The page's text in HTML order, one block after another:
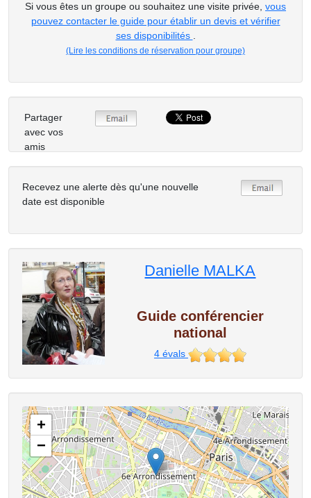
Si vous êtes un groupe ou souhaitez une visite privée, vous
pouvez contacter le guide pour établir un devis et vérifier
ses disponibilités
(Lire les conditions de réservation pour groupe)
Partager
avec vos
amis
Recevez une alerte dès qu'une nouvelle
date est disponible
Danielle MALKA
Guide conférencier
national
4évals
+
−